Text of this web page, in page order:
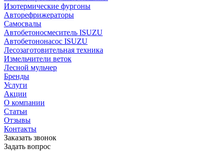
Изотермические фургоны
Авторефрижераторы
Самосвалы
Автобетоносмеситель ISUZU
Автобетононасос ISUZU
Лесозаготовительная техника
Измельчители веток
Лесной мульчер
Бренды
Услуги
Акции
О компании
Статьи
Отзывы
Контакты
Заказать звонок
Задать вопрос